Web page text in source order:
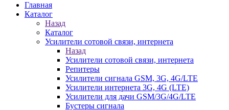
Главная
Каталог
Назад
Каталог
Усилители сотовой связи, интернета
Назад
Усилители сотовой связи, интернета
Репитеры
Усилители сигнала GSM, 3G, 4G/LTE
Усилители интернета 3G, 4G (LTE)
Усилители для дачи GSM/3G/4G/LTE
Бустеры сигнала